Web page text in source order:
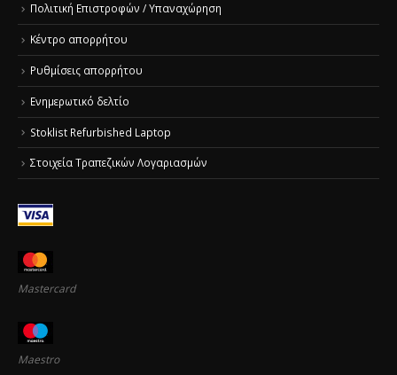
Πολιτική Επιστροφών / Υπαναχώρηση
Κέντρο απορρήτου
Ρυθμίσεις απορρήτου
Ενημερωτικό δελτίο
Stoklist Refurbished Laptop
Στοιχεία Τραπεζικών Λογαριασμών
Mastercard
Maestro